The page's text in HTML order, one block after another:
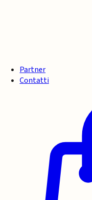
Partner
Contatti